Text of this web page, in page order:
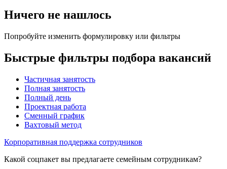
Ничего не нашлось
Попробуйте изменить формулировку или фильтры
Быстрые фильтры подбора вакансий
Частичная занятость
Полная занятость
Полный день
Проектная работа
Сменный график
Вахтовый метод
Корпоративная поддержка сотрудников
Какой соцпакет вы предлагаете семейным сотрудникам?